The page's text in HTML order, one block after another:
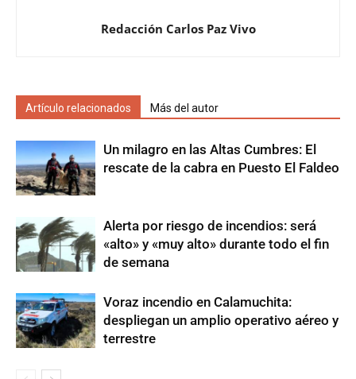
Redacción Carlos Paz Vivo
Artículo relacionados Más del autor
Un milagro en las Altas Cumbres: El
rescate de la cabra en Puesto El Faldeo
Alerta por riesgo de incendios: será
«alto» y «muy alto» durante todo el fin
de semana
Voraz incendio en Calamuchita:
despliegan un amplio operativo aéreo y
terrestre